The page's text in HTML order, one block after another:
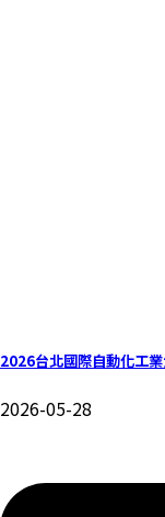
2026台北國際自動化工
2026-05-28